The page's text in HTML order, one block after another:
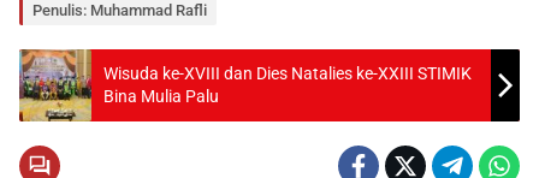
Penulis: Muhammad Rafli
Wisuda ke-XVIII dan Dies Natalies ke-XXIII STIMIK
Bina Mulia Palu